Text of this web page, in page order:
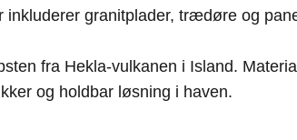
granitplader, trædøre og
fra Hekla-vulkanen i Island.
og holdbar løsning i haven.